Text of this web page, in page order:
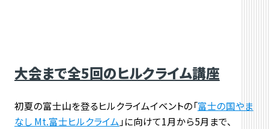
大会まで全5回のヒルクライム講座
初夏の富士山を登るヒルクライムイベントの「富士の国やま
なし Mt.富士ヒルクライム 」に向けて1月から5月まで、